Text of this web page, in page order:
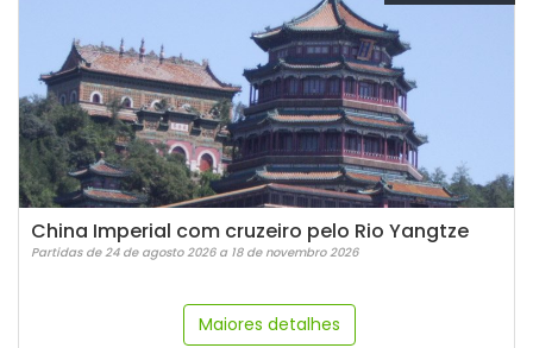
China Imperial com cruzeiro pelo Rio Yangtze
Partidas de 24 de agosto 2026 a 18 de novembro 2026
Maiores detalhes